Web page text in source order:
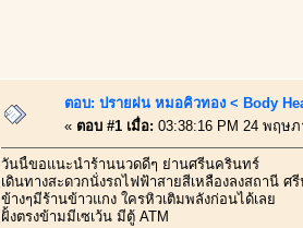
ตอบ: ปรายฝน หมอคิวทอง < Body
« ตอบ #1 เมื่อ: 03:38:16 PM 24 พฤษ
วันนี้ขอแนะนำร้านนวดดีๆ ย่านศรีนครินทร์
เดินทางสะดวกนั่งรถไฟฟ้าสายสีเหลืองลงสถานี ศ
ข้างๆมีร้านข้าวแกง ใครหิวเติมพลังก่อนได้เลย
ฝั้งตรงข้ามมีเซเว้น มีตู้ ATM